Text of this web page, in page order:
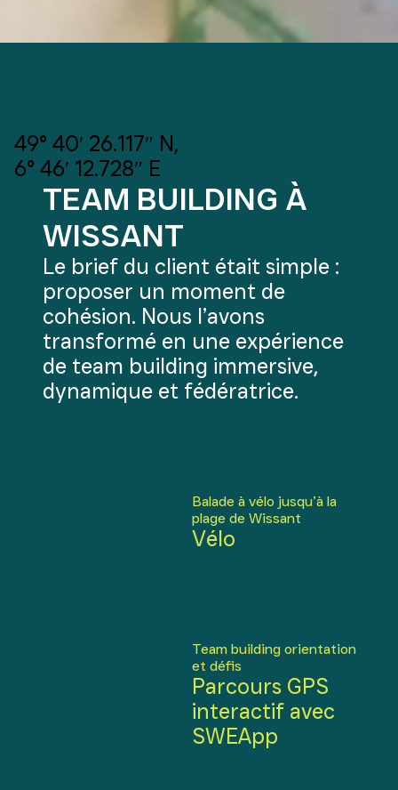
49° 40′ 26.117″ N,
6° 46′ 12.728″ E
TEAM BUILDING À
WISSANT
Le brief du client était simple :
proposer un moment de
cohésion. Nous l’avons
transformé en une expérience
de team building immersive,
dynamique et fédératrice.
Balade à vélo jusqu’à la
plage de Wissant
Vélo
Team building orientation
et défis
Parcours GPS
interactif avec
SWEApp